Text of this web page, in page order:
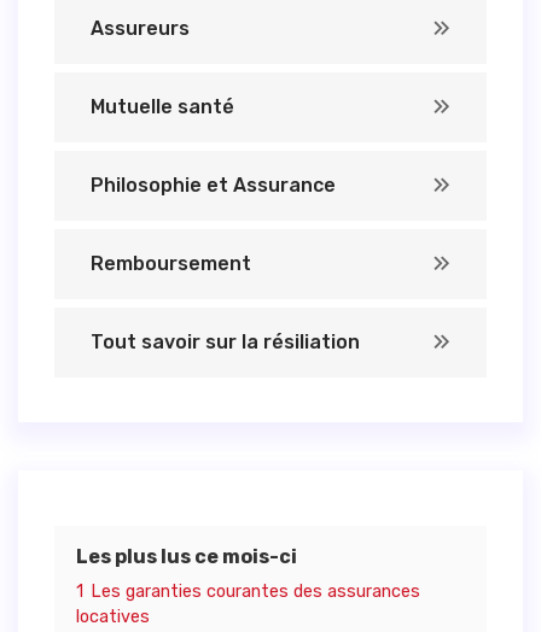
Assureurs
Mutuelle santé
Philosophie et Assurance
Remboursement
Tout savoir sur la résiliation
Les plus lus ce mois-ci
1 Les garanties courantes des assurances
locatives